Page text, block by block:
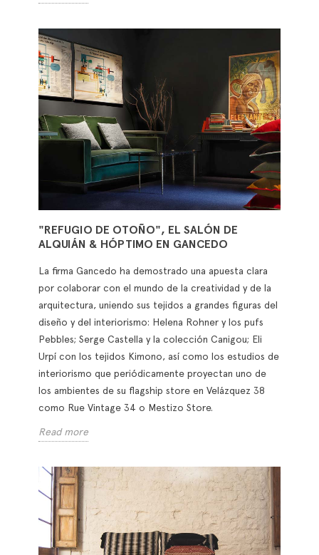
"REFUGIO DE OTOÑO", EL SALÓN DE
ALQUIÁN & HÓPTIMO EN GANCEDO
La firma Gancedo ha demostrado una apuesta clara
por colaborar con el mundo de la creatividad y de la
arquitectura, uniendo sus tejidos a grandes figuras del
diseño y del interiorismo: Helena Rohner y los pufs
Pebbles; Serge Castella y la colección Canigou; Eli
Urpí con los tejidos Kimono, así como los estudios de
interiorismo que periódicamente proyectan uno de
los ambientes de su flagship store en Velázquez 38
como Rue Vintage 34 o Mestizo Store.
Read more